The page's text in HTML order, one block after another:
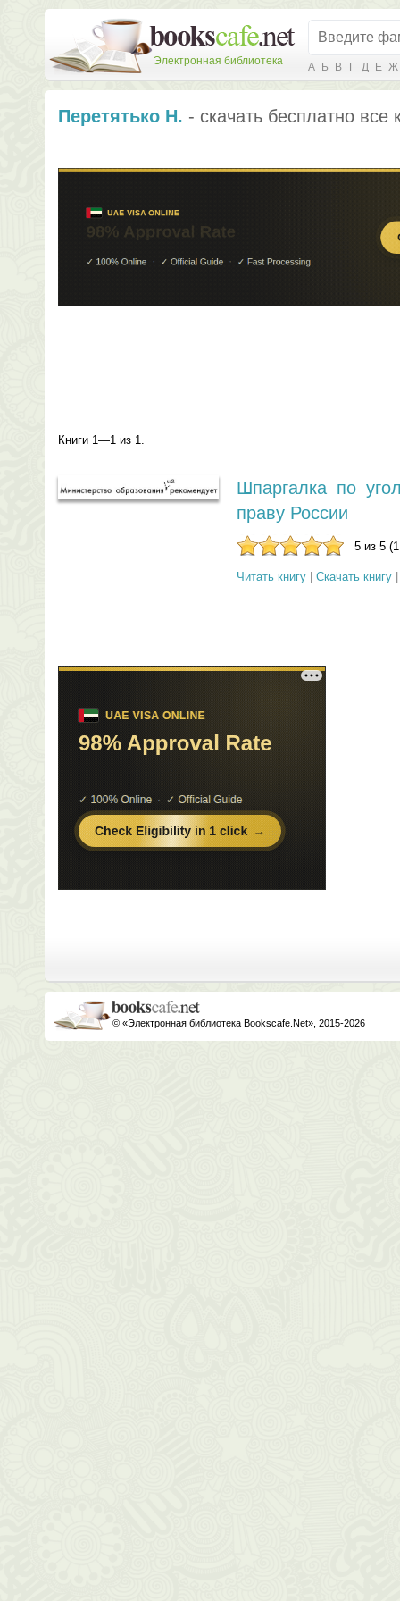
Электронная библиотека А Б В Г Д Е Ж
Перетятько Н. - скачать бесплатно все
Книги 1—1 из 1.
Шпаргалка по
праву России
5 из 5
Читать книгу Скачать книгу
© «Электронная библиотека Bookscafe.Net», 2015-2026